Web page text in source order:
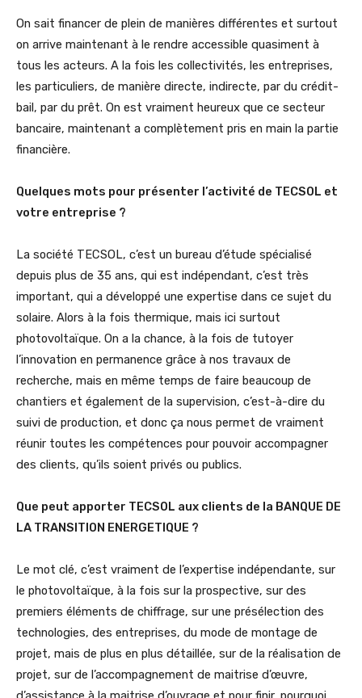
On sait financer de plein de manières différentes et surtout
on arrive maintenant à le rendre accessible quasiment à
tous les acteurs. A la fois les collectivités, les entreprises,
les particuliers, de manière directe, indirecte, par du crédit-
bail, par du prêt. On est vraiment heureux que ce secteur
bancaire, maintenant a complètement pris en main la partie
financière.
Quelques mots pour présenter l’activité de TECSOL et
votre entreprise ?
La société TECSOL, c’est un bureau d’étude spécialisé
depuis plus de 35 ans, qui est indépendant, c’est très
important, qui a développé une expertise dans ce sujet du
solaire. Alors à la fois thermique, mais ici surtout
photovoltaïque. On a la chance, à la fois de tutoyer
l’innovation en permanence grâce à nos travaux de
recherche, mais en même temps de faire beaucoup de
chantiers et également de la supervision, c’est-à-dire du
suivi de production, et donc ça nous permet de vraiment
réunir toutes les compétences pour pouvoir accompagner
des clients, qu’ils soient privés ou publics.
Que peut apporter TECSOL aux clients de la BANQUE DE
LA TRANSITION ENERGETIQUE ?
Le mot clé, c’est vraiment de l’expertise indépendante, sur
le photovoltaïque, à la fois sur la prospective, sur des
premiers éléments de chiffrage, sur une présélection des
technologies, des entreprises, du mode de montage de
projet, mais de plus en plus détaillée, sur de la réalisation de
projet, sur de l’accompagnement de maitrise d’œuvre,